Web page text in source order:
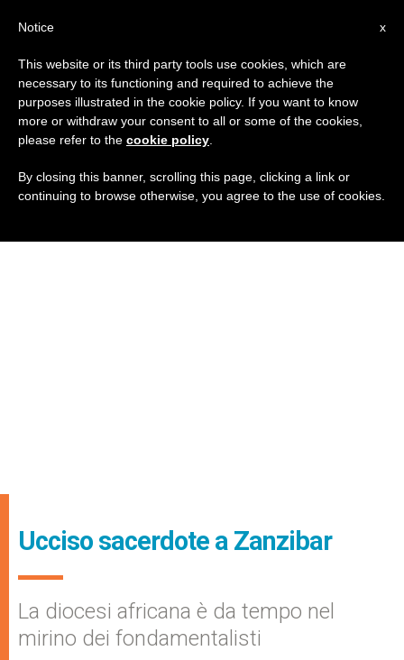
Ucciso sacerdote a Zanzibar
La diocesi africana è da tempo nel
mirino dei fondamentalisti
x
Notice
This website or its third party tools use cookies, which are
necessary to its functioning and required to achieve the
purposes illustrated in the cookie policy. If you want to know
more or withdraw your consent to all or some of the cookies,
please refer to the cookie policy
By closing this banner, scrolling this page, clicking a link or
continuing to browse otherwise, you agree to the use of cookies.